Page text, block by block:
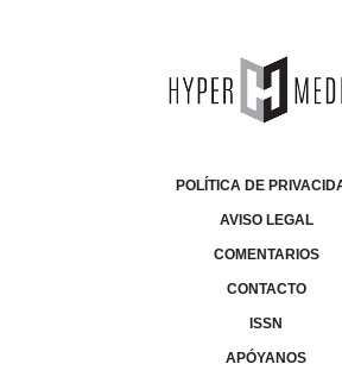
POLÍTICA DE
AVISO LEGAL
COMENTARIOS
CONTACTO
ISSN
APÓYANOS